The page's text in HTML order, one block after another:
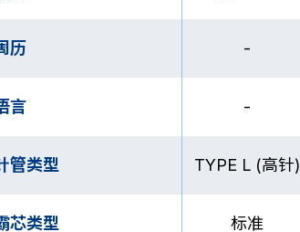
历 -
言 -
管类型 TYPE L (高针)
芯类型 标准